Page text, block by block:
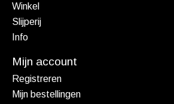
Winkel
Slijperij
Info
Mijn account
Registreren
Mijn bestellingen